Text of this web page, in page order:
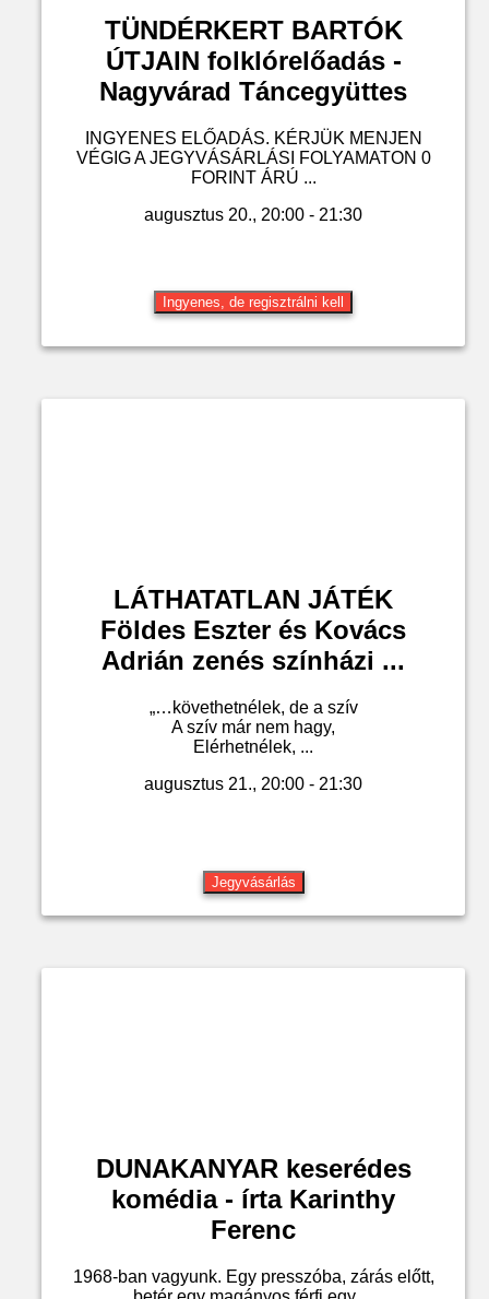
TÜNDÉRKERT BARTÓK
ÚTJAIN folklórelőadás -
Nagyvárad Táncegyüttes
INGYENES ELŐADÁS. KÉRJÜK MENJEN
VÉGIG A JEGYVÁSÁRLÁSI FOLYAMATON 0
FORINT ÁRÚ ...
augusztus 20., 20:00 - 21:30
Ingyenes, de regisztrálni kell
LÁTHATATLAN JÁTÉK
Földes Eszter és Kovács
Adrián zenés színházi ...
„…követhetnélek, de a szív
A szív már nem hagy,
Elérhetnélek, ...
augusztus 21., 20:00 - 21:30
Jegyvásárlás
DUNAKANYAR keserédes
komédia - írta Karinthy
Ferenc
1968-ban vagyunk. Egy presszóba, zárás előtt,